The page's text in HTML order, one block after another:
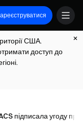
США.
доступ до
підписала угоду